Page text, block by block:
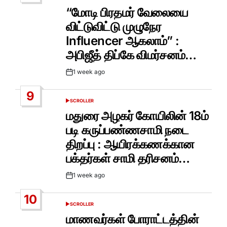
IN
“மோடி பிரதமர் வேலையை
விட்டுவிட்டு முழுநேர
Influencer ஆகலாம்” :
அபிஜீத் திப்கே விமர்சனம்…
Post1 week ago
9
POSTED
SCROLLER
மதுரை அழகர் கோயிலின் 18ம்
படி கருப்பண்ணசாமி நடை
திறப்பு : ஆயிரக்கணக்கான
பக்தர்கள் சாமி தரிசனம்…
Post1 week ago
10
POSTED
SCROLLER
மாணவர்கள் போராட்டத்தின்